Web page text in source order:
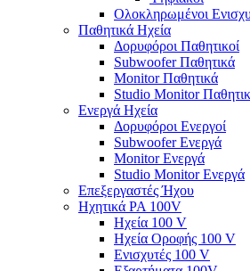
Ολοκληρωμένοι
Παθητικά Ηχεία
Δορυφόροι Παθητικοί
Subwoofer Παθητικά
Monitor Παθητικά
Studio Monitor
Ενεργά Ηχεία
Δορυφόροι Ενεργοί
Subwoofer Ενεργά
Monitor Ενεργά
Studio Monitor Ενεργά
Επεξεργαστές Ήχου
Ηχητικά PA 100V
Ηχεία 100 V
Ηχεία Οροφής 100 V
Ενισχυτές 100 V